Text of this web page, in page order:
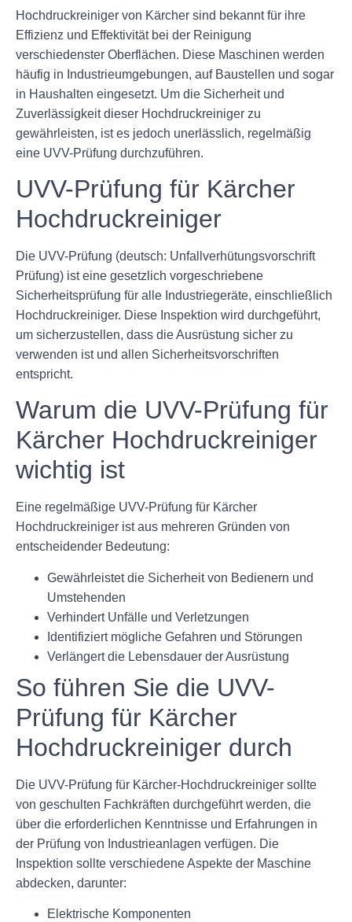
Hochdruckreiniger von Kärcher sind bekannt für ihre
Effizienz und Effektivität bei der Reinigung
verschiedenster Oberflächen. Diese Maschinen werden
häufig in Industrieumgebungen, auf Baustellen und sogar
in Haushalten eingesetzt. Um die Sicherheit und
Zuverlässigkeit dieser Hochdruckreiniger zu
gewährleisten, ist es jedoch unerlässlich, regelmäßig
eine UVV-Prüfung durchzuführen.
UVV-Prüfung für Kärcher
Hochdruckreiniger
Die UVV-Prüfung (deutsch: Unfallverhütungsvorschrift
Prüfung) ist eine gesetzlich vorgeschriebene
Sicherheitsprüfung für alle Industriegeräte, einschließlich
Hochdruckreiniger. Diese Inspektion wird durchgeführt,
um sicherzustellen, dass die Ausrüstung sicher zu
verwenden ist und allen Sicherheitsvorschriften
entspricht.
Warum die UVV-Prüfung für
Kärcher Hochdruckreiniger
wichtig ist
Eine regelmäßige UVV-Prüfung für Kärcher
Hochdruckreiniger ist aus mehreren Gründen von
entscheidender Bedeutung:
Gewährleistet die Sicherheit von Bedienern und
Umstehenden
Verhindert Unfälle und Verletzungen
Identifiziert mögliche Gefahren und Störungen
Verlängert die Lebensdauer der Ausrüstung
So führen Sie die UVV-
Prüfung für Kärcher
Hochdruckreiniger durch
Die UVV-Prüfung für Kärcher-Hochdruckreiniger sollte
von geschulten Fachkräften durchgeführt werden, die
über die erforderlichen Kenntnisse und Erfahrungen in
der Prüfung von Industrieanlagen verfügen. Die
Inspektion sollte verschiedene Aspekte der Maschine
abdecken, darunter:
Elektrische Komponenten